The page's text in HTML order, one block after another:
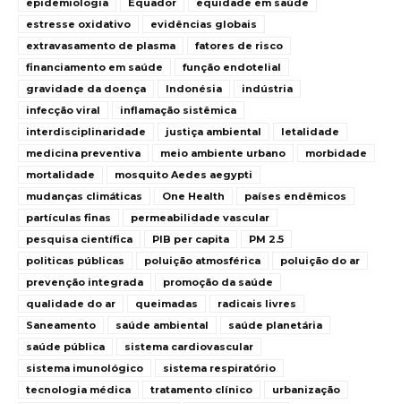
epidemiologia
Equador
equidade em saúde
estresse oxidativo
evidências globais
extravasamento de plasma
fatores de risco
financiamento em saúde
função endotelial
gravidade da doença
Indonésia
indústria
infecção viral
inflamação sistêmica
interdisciplinaridade
justiça ambiental
letalidade
medicina preventiva
meio ambiente urbano
morbidade
mortalidade
mosquito Aedes aegypti
mudanças climáticas
One Health
países endêmicos
partículas finas
permeabilidade vascular
pesquisa científica
PIB per capita
PM 2.5
politicas públicas
poluição atmosférica
poluição do ar
prevenção integrada
promoção da saúde
qualidade do ar
queimadas
radicais livres
Saneamento
saúde ambiental
saúde planetária
saúde pública
sistema cardiovascular
sistema imunológico
sistema respiratório
tecnologia médica
tratamento clínico urbanização